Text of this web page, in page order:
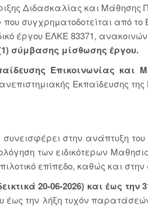
Διδασκαλίας και Μάθησης
συγχρηματοδοτείται από το
έργου ΕΛΚΕ 83371,
σύμβασης μίσθωσης έργου.
Επικοινωνίας και
Εκπαίδευσης
στην ανάπτυξη του
των ειδικότερων
επίπεδο, καθώς και
20-06-2026) και έως την
έως την λήξη τυχόν